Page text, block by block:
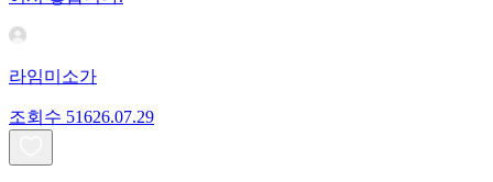
라임미소가
조회수 51626.07.29